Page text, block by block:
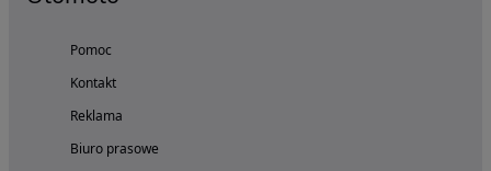
Pomoc
Kontakt
Reklama
Biuro prasowe